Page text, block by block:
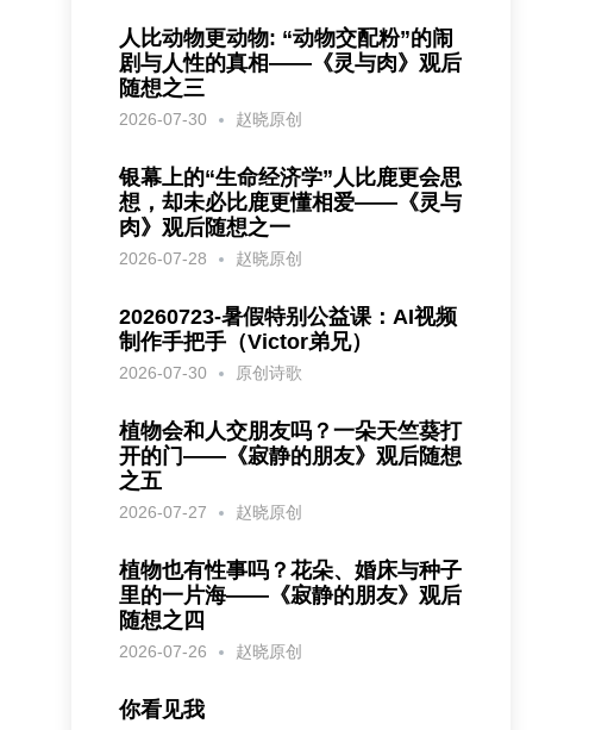
人比动物更动物: “动物交配粉”的闹
剧与人性的真相——《灵与肉》观后
随想之三
2026-07-30 赵晓原创
银幕上的“生命经济学”人比鹿更会思
想，却未必比鹿更懂相爱——《灵与
肉》观后随想之一
2026-07-28 赵晓原创
20260723-暑假特别公益课：AI视频
制作手把手（Victor弟兄）
2026-07-30 原创诗歌
植物会和人交朋友吗？一朵天竺葵打
开的门——《寂静的朋友》观后随想
之五
2026-07-27 赵晓原创
植物也有性事吗？花朵、婚床与种子
里的一片海——《寂静的朋友》观后
随想之四
2026-07-26 赵晓原创
你看见我